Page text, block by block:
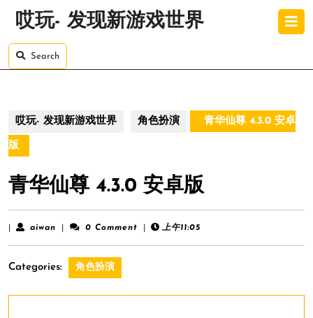
哎玩- 发现新游戏世界
Search
哎玩- 发现新游戏世界 角色扮演 青华仙尊 4.3.0 安卓
版
青华仙尊 4.3.0 安卓版
aiwan aiwan 0 Comment 上午11:05
Categories: 角色扮演